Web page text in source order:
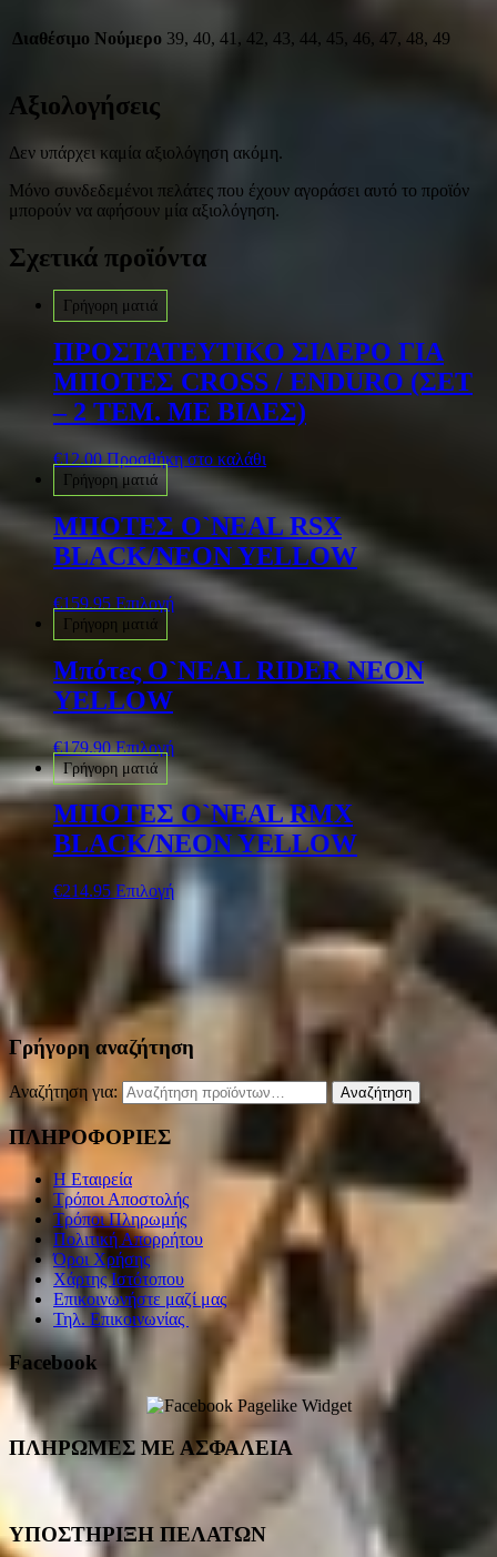
Διαθέσιμο Νούμερο 39, 40, 41, 42, 43, 44, 45, 46, 47, 48, 49
Αξιολογήσεις
Δεν υπάρχει καμία αξιολόγηση ακόμη.
Μόνο συνδεδεμένοι πελάτες που έχουν αγοράσει αυτό το προϊόν
μπορούν να αφήσουν μία αξιολόγηση.
Σχετικά προϊόντα
Γρήγορη ματιά
ΠΡΟΣΤΑΤΕΥΤΙΚΟ ΣΙΔΕΡΟ ΓΙΑ
ΜΠΟΤΕΣ CROSS / ENDURO (ΣΕΤ
– 2 ΤΕΜ. ΜΕ ΒΙΔΕΣ)
€12.00 Προσθήκη στο καλάθι
Γρήγορη ματιά
ΜΠΟΤΕΣ O`NEAL RSX
BLACK/NEON YELLOW
€159.95 Επιλογή
Γρήγορη ματιά
Μπότες O`NEAL RIDER NEON
YELLOW
€179.90 Επιλογή
Γρήγορη ματιά
ΜΠΟΤΕΣ O`NEAL RMX
BLACK/NEON YELLOW
€214.95 Επιλογή
Γρήγορη αναζήτηση
Αναζήτηση για: Αναζήτηση
ΠΛΗΡΟΦΟΡΙΕΣ
Η Εταιρεία
Τρόποι Αποστολής
Τρόποι Πληρωμής
Πολιτική Απορρήτου
Όροι Χρήσης
Χάρτης Ιστότοπου
Επικοινωνήστε μαζί μας
Τηλ. Επικοινωνίας
Facebook
ΠΛΗΡΩΜΕΣ ΜΕ ΑΣΦΑΛΕΙΑ
ΥΠΟΣΤΗΡΙΞΗ ΠΕΛΑΤΩΝ